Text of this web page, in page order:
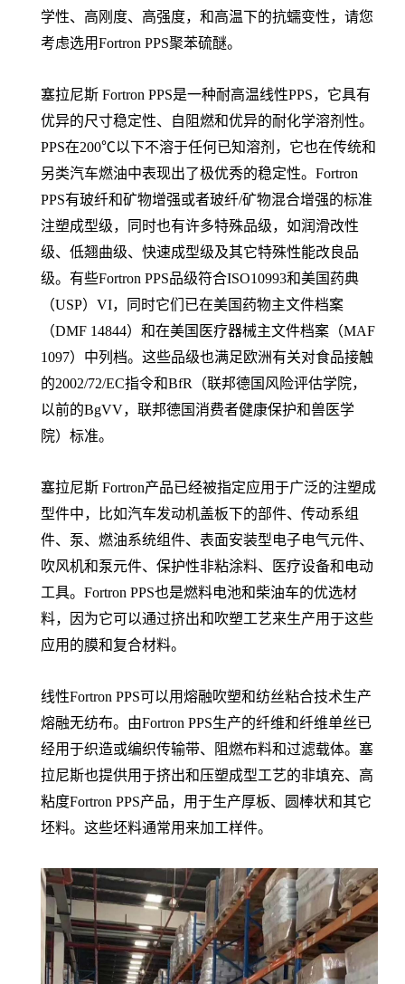
学性、高刚度、高强度，和高温下的抗蠕变性，请您
考虑选用Fortron PPS聚苯硫醚。
塞拉尼斯 Fortron PPS是一种耐高温线性PPS，它具有
优异的尺寸稳定性、自阻燃和优异的耐化学溶剂性。
PPS在200℃以下不溶于任何已知溶剂，它也在传统和
另类汽车燃油中表现出了极优秀的稳定性。Fortron
PPS有玻纤和矿物增强或者玻纤/矿物混合增强的标准
注塑成型级，同时也有许多特殊品级，如润滑改性
级、低翘曲级、快速成型级及其它特殊性能改良品
级。有些Fortron PPS品级符合ISO10993和美国药典
（USP）VI，同时它们已在美国药物主文件档案
（DMF 14844）和在美国医疗器械主文件档案（MAF
1097）中列档。这些品级也满足欧洲有关对食品接触
的2002/72/EC指令和BfR（联邦德国风险评估学院，
以前的BgVV，联邦德国消费者健康保护和兽医学
院）标准。
塞拉尼斯 Fortron产品已经被指定应用于广泛的注塑成
型件中，比如汽车发动机盖板下的部件、传动系组
件、泵、燃油系统组件、表面安装型电子电气元件、
吹风机和泵元件、保护性非粘涂料、医疗设备和电动
工具。Fortron PPS也是燃料电池和柴油车的优选材
料，因为它可以通过挤出和吹塑工艺来生产用于这些
应用的膜和复合材料。
线性Fortron PPS可以用熔融吹塑和纺丝粘合技术生产
熔融无纺布。由Fortron PPS生产的纤维和纤维单丝已
经用于织造或编织传输带、阻燃布料和过滤载体。塞
拉尼斯也提供用于挤出和压塑成型工艺的非填充、高
粘度Fortron PPS产品，用于生产厚板、圆棒状和其它
坯料。这些坯料通常用来加工样件。